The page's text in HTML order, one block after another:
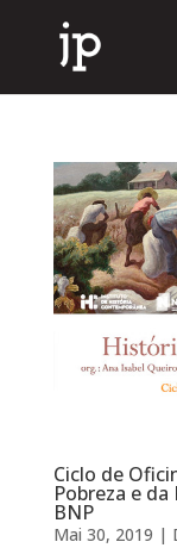
Ciclo de
Pobreza e
BNP
Mai 30, 2019 |